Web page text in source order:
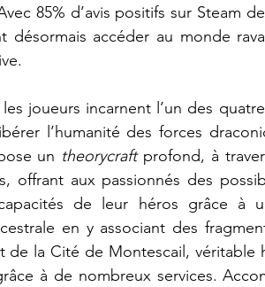
85% d’avis positifs sur Steam
désormais accéder au monde
joueurs incarnent l’un des
l’humanité des forces
un theorycraft profond, à
offrant aux passionnés des
de leur héros grâce à
en y associant des
de la Cité de Montescail, véritable
à de nombreux services.